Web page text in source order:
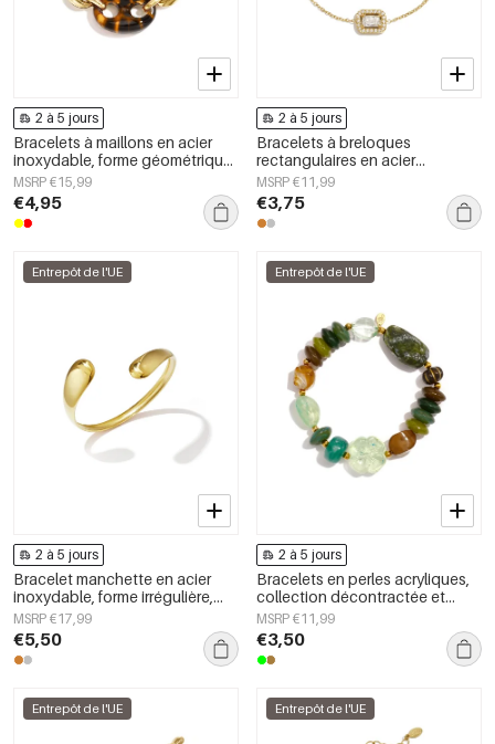
2 à 5 jours
Bracelets à maillons en acier
inoxydable, forme géométrique,
collection Simple Daily Simple,
bijoux pour femmes
MSRP €15,99
€4,95
2 à 5 jours
Bracelets à breloques
rectangulaires en acier
inoxydable, collection Simple
Daily Simple, bijoux pour
femmes
MSRP €11,99
€3,75
Entrepôt de l'UE
2 à 5 jours
Bracelet manchette en acier
inoxydable, forme irrégulière,
collection Simple Daily Simple,
bijoux pour femmes
MSRP €17,99
€5,50
Entrepôt de l'UE
2 à 5 jours
Bracelets en perles acryliques,
collection décontractée et
simple pour femmes
MSRP €11,99
€3,50
Entrepôt de l'UE Entrepôt de l'UE